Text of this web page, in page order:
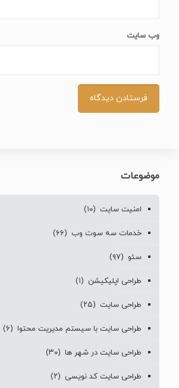
وب‌ سایت
موضوعات
امنیت سایت (۱۰)
خدمات سه سوت وب (۶۶)
سئو (۹۷)
طراحی اپلیکیشن (۱)
طراحی سایت (۲۵)
طراحی سایت با سیستم مدیریت محتوا (۶)
طراحی سایت در شهر ها (۳۰)
طراحی سایت کد نویسی (۲)